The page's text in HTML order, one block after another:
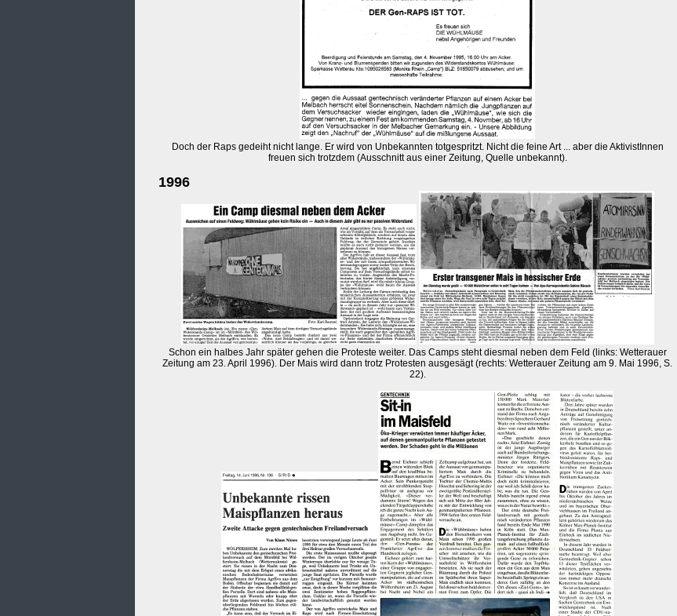
Doch der Raps gedeiht nicht lange. Er wird von Unbekannten totgespritzt. Nicht die feine Art ... aber die AktivistInnen
freuen sich trotzdem (Ausschnitt aus einer Zeitung, Quelle unbekannt).
1996
Schon ein halbes Jahr später gehen die Proteste weiter. Das Camps steht diesmal neben dem Feld (links: Wetterauer
Zeitung am 23. April 1996). Der Mais wird dann trotz Protesten ausgesägt (rechts: Wetterauer Zeitung am 9. Mai 1996, S.
22).